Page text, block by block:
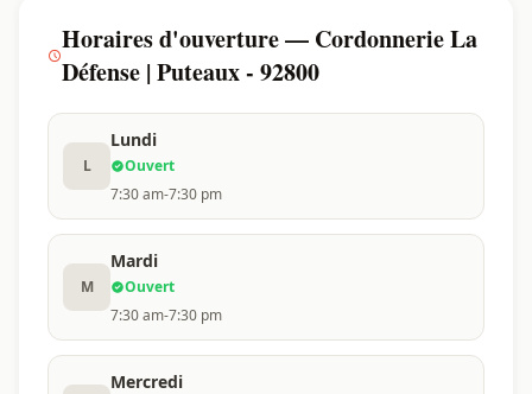
Horaires d'ouverture — Cordonnerie La
Défense | Puteaux - 92800
L
Lundi
Ouvert
7:30 am-7:30 pm
M
Mardi
Ouvert
7:30 am-7:30 pm
Mercredi